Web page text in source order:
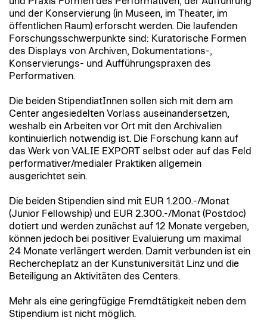
und der Konservierung (in Museen, im Theater, im
öffentlichen Raum) erforscht werden. Die laufenden
Forschungsschwerpunkte sind: Kuratorische Formen
des Displays von Archiven, Dokumentations-,
Konservierungs- und Aufführungspraxen des
Performativen.
Die beiden StipendiatInnen sollen sich mit dem am
Center angesiedelten Vorlass auseinandersetzen,
weshalb ein Arbeiten vor Ort mit den Archivalien
kontinuierlich notwendig ist. Die Forschung kann auf
das Werk von VALIE EXPORT selbst oder auf das Feld
performativer/medialer Praktiken allgemein
ausgerichtet sein.
Die beiden Stipendien sind mit EUR 1.200.-/Monat
(Junior Fellowship) und EUR 2.300.-/Monat (Postdoc)
dotiert und werden zunächst auf 12 Monate vergeben,
können jedoch bei positiver Evaluierung um maximal
24 Monate verlängert werden. Damit verbunden ist ein
Rechercheplatz an der Kunstuniversität Linz und die
Beteiligung an Aktivitäten des Centers.
Mehr als eine geringfügige Fremdtätigkeit neben dem
Stipendium ist nicht möglich.